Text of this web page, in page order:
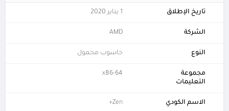
تاريخ الإطلاق 1 يناير 2020
الشركة AMD
النوع حاسوب محمول
مجموعة
التعليمات
x86-64
الاسم الكودي Zen+